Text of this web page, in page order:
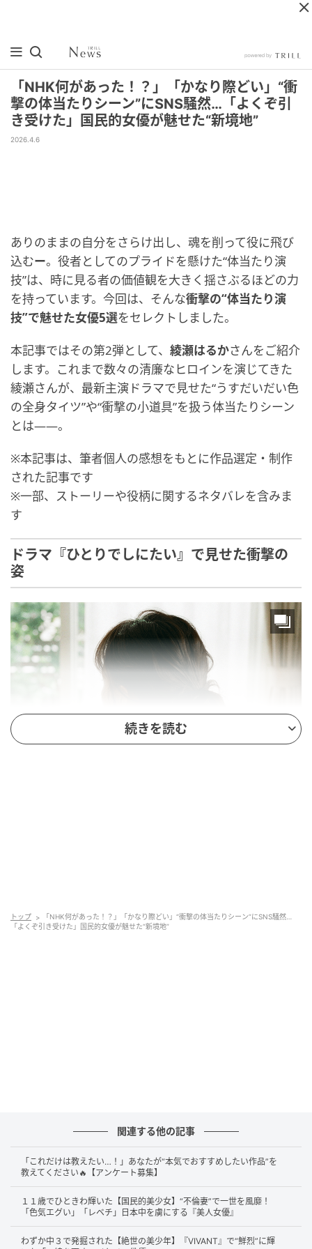
「NHK何があった！？」「かなり際どい」“衝
撃の体当たりシーン”にSNS騒然…「よくぞ引
き受けた」国民的女優が魅せた“新境地”
2026.4.6
ありのままの自分をさらけ出し、魂を削って役に飛び
込むー。役者としてのプライドを懸けた“体当たり演
技”は、時に見る者の価値観を大きく揺さぶるほどの力
を持っています。今回は、そんな衝撃の“体当たり演
技”で魅せた女優5選をセレクトしました。
本記事ではその第2弾として、 綾瀬はるかさんをご紹介
します。これまで数々の清廉なヒロインを演じてきた
綾瀬さんが、最新主演ドラマで見せた“うすだいだい色
の全身タイツ”や“衝撃の小道具”を扱う体当たりシーン
とは――。
※本記事は、筆者個人の感想をもとに作品選定・制作
された記事です
※一部、ストーリーや役柄に関するネタバレを含みま
す
ドラマ『ひとりでしにたい』で見せた衝撃の
姿
術祭」でマンガ部門優秀賞を受賞したカレー沢薫さん
の同名コミックを原作とする本作は、SNSで
「こんな衣装着せていいんですか？！」「葉っぱ
隊にはびっくり」「よくぞ引き受けた」 といった驚き
の声が相次ぎました。
さらに衝撃を与えたのが、伯母の遺品を整理するシー
ン。女性用の大人の玩具を堂々と映し出し、綾瀬さん
演じる鳴海が手に取り叫び散らすという、極めて攻め
続きを読む
トップ
「NHK何があった！？」「かなり際どい」“衝撃の体当たりシーン”にSNS騒然…
「よくぞ引き受けた」国民的女優が魅せた“新境地”
関連する他の記事
「これだけは教えたい…！」あなたが“本気でおすすめしたい作品”を
教えてください🔥【アンケート募集】
１１歳でひときわ輝いた【国民的美少女】“不倫妻”で一世を風靡！
「色気エグい」「レベチ」日本中を虜にする『美人女優』
わずか中３で発掘された【絶世の美少年】『VIVANT』で“鮮烈”に輝